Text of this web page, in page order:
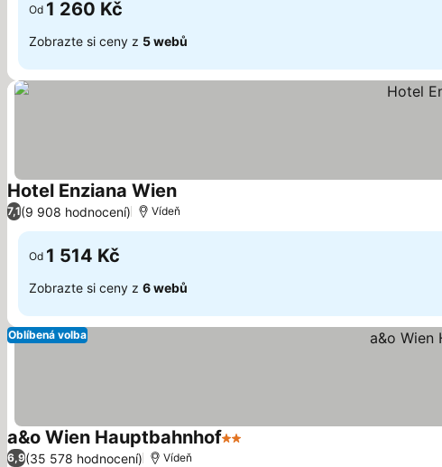
Od 1 260 Kč
Zobrazte si ceny z 5 webů
Hotel Enziana Wien
7,1(9 908 hodnocení) Vídeň
Od 1 514 Kč
Zobrazte si ceny z 6 webů
Oblíbená volba
a&o Wien Hauptbahnhof2 Počet hvězdiček
6,9(35 578 hodnocení) Vídeň